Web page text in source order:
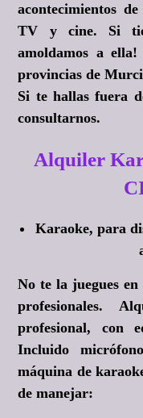
acontecimientos
TV y cine. Si
amoldamos a
provincias de
Si te hallas fuera
consultarnos.
Alquiler
Karaoke, para
No te la juegues
profesionales.
profesional, con
Incluido
máquina de
de manejar: